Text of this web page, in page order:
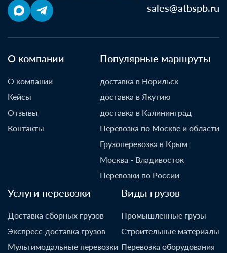
sales@atbspb.ru
О компании
О компании
Кейсы
Отзывы
Контакты
Популярные маршруты
доставка в Норильск
доставка в Якутию
доставка в Калининград
Перевозка по Москве и области
Грузоперевозка в Крым
Москва - Владивосток
Перевозки по России
Услуги перевозки
Доставка сборных грузов
Экспресс-доставка грузов
Мультимодальные перевозки
Виды грузов
Промышленные грузы
Строительные материалы
Перевозка оборудования